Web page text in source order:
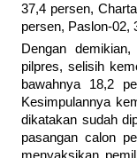
37,4 persen,
persen, Paslon-02,
Dengan
pilpres, selisih
bawahnya 18,2
Kesimpulannya
dikatakan sudah
pasangan calon